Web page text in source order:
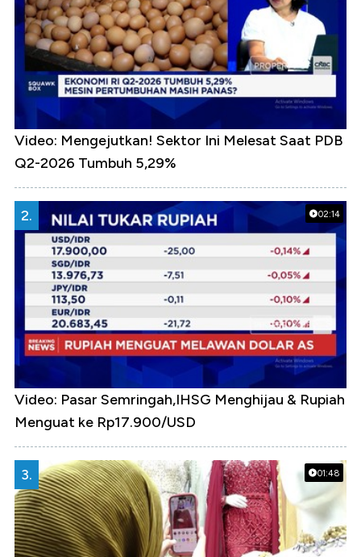
Video: Mengejutkan! Sektor Ini Melesat Saat PDB
Q2-2026 Tumbuh 5,29%
02:14
2.
Video: Pasar Semringah,IHSG Menghijau & Rupiah
Menguat ke Rp17.900/USD
01:48
3.